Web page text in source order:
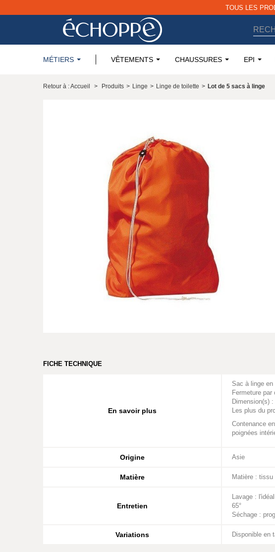
TOUS LES
MÉTIERS VÊTEMENTS CHAUSSURES EPI
Retour à : Accueil > Produits > Linge > Linge de toilette > Lot de 5 sacs à linge
FICHE TECHNIQUE
En savoir plus
Sac à linge
Fermeture par
Dimension(s)
Les plus du
Contenance
poignées
Origine Asie
Matière Matière :
Entretien
Lavage :
65°
Séchage :
Variations Disponible en